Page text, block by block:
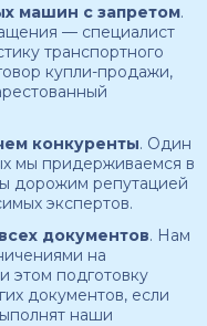
машин с запретом.
— специалист
транспортного
купли-продажи,
конкуренты. Один
мы придерживаемся в
дорожим репутацией
экспертов.
документов. Нам
на
этом подготовку
документов, если
наши